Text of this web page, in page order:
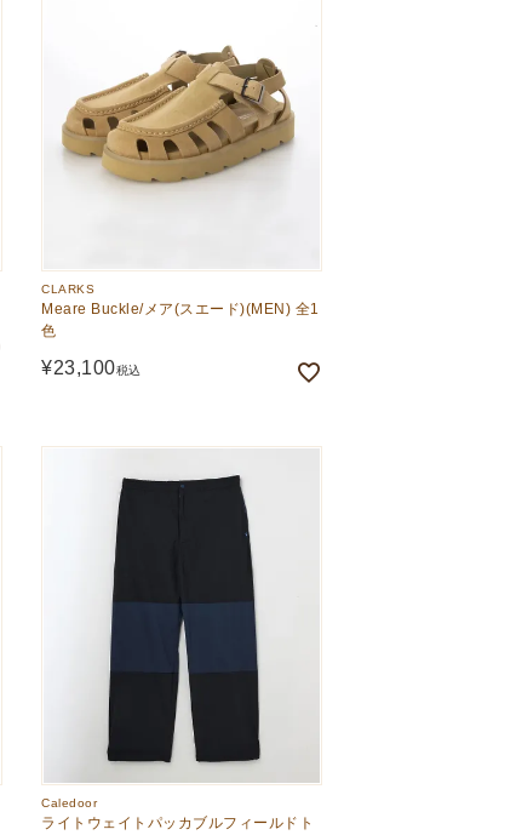
CLARKS
Meare Buckle/メア(スエード)(MEN) 全1
色
¥23,100税込
Caledoor
ライトウェイトパッカブルフィールドト